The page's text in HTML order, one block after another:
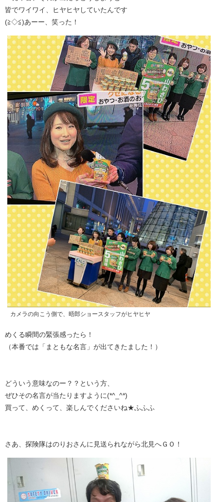
皆でワイワイ、ヒヤヒヤしていたんです
(≧◇≦)あーー、笑った！
カメラの向こう側で、晤郎ショースタッフがヒヤヒヤ
めくる瞬間の緊張感ったら！
（本番では「まともな名言」が出てきたました！）
どういう意味なのー？？という方、
ぜひその名言が当たりますように(*^_^*)
買って、めくって、楽しんでくださいね★ふふふ
さあ、探険隊はのりおさんに見送られながら北見へＧＯ！